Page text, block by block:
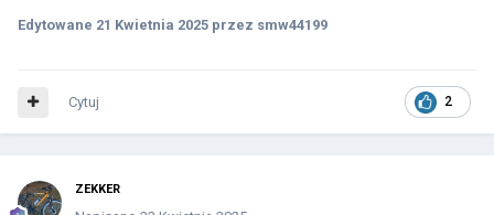
Edytowane 21 Kwietnia 2025 przez smw44199
2
Cytuj
ZEKKER